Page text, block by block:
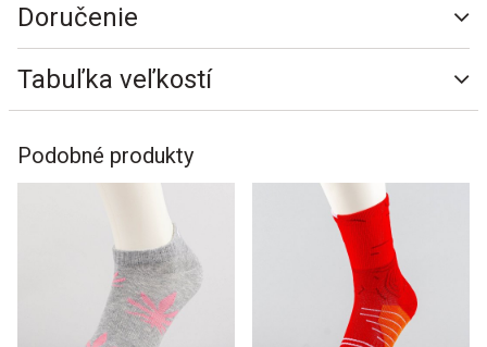
Doručenie
Tabuľka veľkostí
Podobné produkty